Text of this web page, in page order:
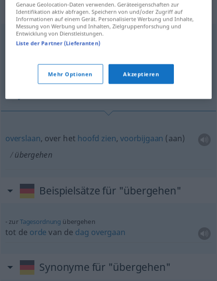
„übergehen“
übergehen <übergehen>
(Für mehr Details die Übersetzung anklicken/antippen)
overslaan, over het hoofd zien,voorbijgaan (aan)
übergehen
Beispielsätze für "übergehen"
zurTagesordnung übergehen
tot de orde van de dag overgaan
Synonyme für "übergehen"
Genaue Geolocation-Daten verwenden. Geräteeigenschaften zur
Identifikation aktiv abfragen. Speichern von und/oder Zugriff auf
Informationen auf einem Gerät. Personalisierte Werbung und Inhalte,
Messung von Werbung und Inhalten, Zielgruppenforschung und
Entwicklung von Dienstleistungen.
Liste der Partner (Lieferanten)
Mehr Optionen Akzeptieren